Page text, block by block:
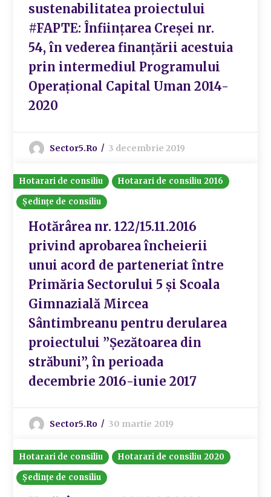
sustenabilitatea proiectului
#FAPTE: Înființarea Creșei nr.
54, în vederea finanțării acestuia
prin intermediul Programului
Operațional Capital Uman 2014-
2020
Sector5.ro 3 decembrie 2019
Hotarari de consiliu
Hotarari de consiliu 2016
Ședințe de consiliu
Hotărârea nr. 122/15.11.2016
privind aprobarea încheierii
unui acord de parteneriat între
Primăria Sectorului 5 şi Scoala
Gimnazială Mircea
Sântimbreanu pentru derularea
proiectului ”Şezătoarea din
străbuni”, în perioada
decembrie 2016-iunie 2017
Sector5.ro 30 martie 2019
Hotarari de consiliu
Hotarari de consiliu 2020
Ședințe de consiliu